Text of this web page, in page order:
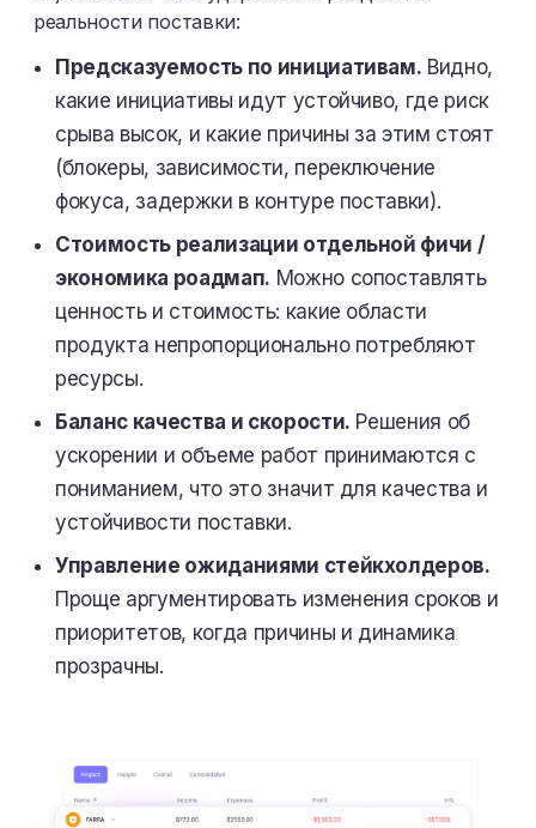
реальности поставки:
Предсказуемость по инициативам. Видно,
какие инициативы идут устойчиво, где риск
срыва высок, и какие причины за этим стоят
(блокеры, зависимости, переключение
фокуса, задержки в контуре поставки).
Стоимость реализации отдельной фичи /
экономика роадмап. Можно сопоставлять
ценность и стоимость: какие области
продукта непропорционально потребляют
ресурсы.
Баланс качества и скорости. Решения об
ускорении и объеме работ принимаются с
пониманием, что это значит для качества и
устойчивости поставки.
Управление ожиданиями стейкхолдеров.
Проще аргументировать изменения сроков и
приоритетов, когда причины и динамика
прозрачны.